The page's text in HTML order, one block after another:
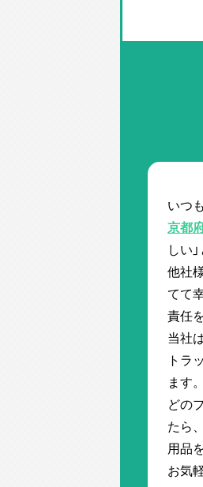
いつ
京都
しい
他社
てて
責任
当社
トラ
ます。
どの
たら
用品
お気